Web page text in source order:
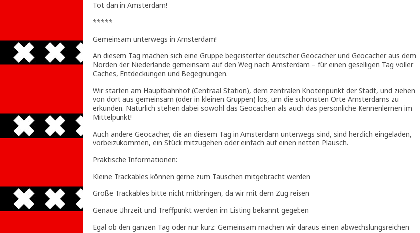
Tot dan in Amsterdam!
*****
Gemeinsam unterwegs in Amsterdam!
An diesem Tag machen sich eine Gruppe begeisterter deutscher Geocacher und Geocacher aus dem
Norden der Niederlande gemeinsam auf den Weg nach Amsterdam – für einen geselligen Tag voller
Caches, Entdeckungen und Begegnungen.
Wir starten am Hauptbahnhof (Centraal Station), dem zentralen Knotenpunkt der Stadt, und ziehen
von dort aus gemeinsam (oder in kleinen Gruppen) los, um die schönsten Orte Amsterdams zu
erkunden. Natürlich stehen dabei sowohl das Geocachen als auch das persönliche Kennenlernen im
Mittelpunkt!
Auch andere Geocacher, die an diesem Tag in Amsterdam unterwegs sind, sind herzlich eingeladen,
vorbeizukommen, ein Stück mitzugehen oder einfach auf einen netten Plausch.
Praktische Informationen:
Kleine Trackables können gerne zum Tauschen mitgebracht werden
Große Trackables bitte nicht mitbringen, da wir mit dem Zug reisen
Genaue Uhrzeit und Treffpunkt werden im Listing bekannt gegeben
Egal ob den ganzen Tag oder nur kurz: Gemeinsam machen wir daraus einen abwechslungsreichen